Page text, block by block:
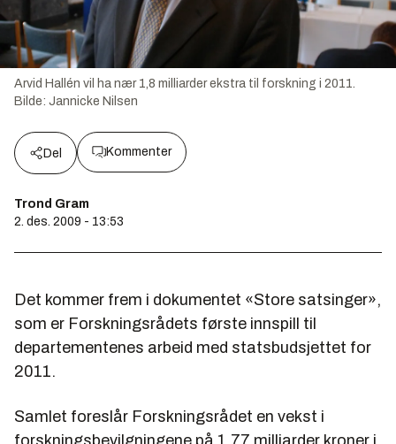
Arvid Hallén vil ha nær 1,8 milliarder ekstra til forskning i 2011.
Bilde: Jannicke Nilsen
Del Kommenter
Trond Gram
2. des. 2009 - 13:53
Det kommer frem i dokumentet «Store satsinger»,
som er Forskningsrådets første innspill til
departementenes arbeid med statsbudsjettet for
2011.
Samlet foreslår Forskningsrådet en vekst i